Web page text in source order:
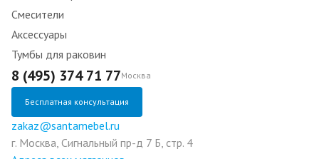
Смесители
Аксессуары
Тумбы для раковин
8 (495) 374 71 77Москва
Бесплатная консультация
zakaz@santamebel.ru
г. Москва, Сигнальный пр-д 7 Б, стр. 4